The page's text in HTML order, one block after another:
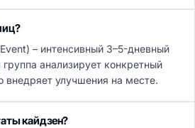
– интенсивный 3–5-дневный
анализирует конкретный
внедряет улучшения на месте.
кайдзен?